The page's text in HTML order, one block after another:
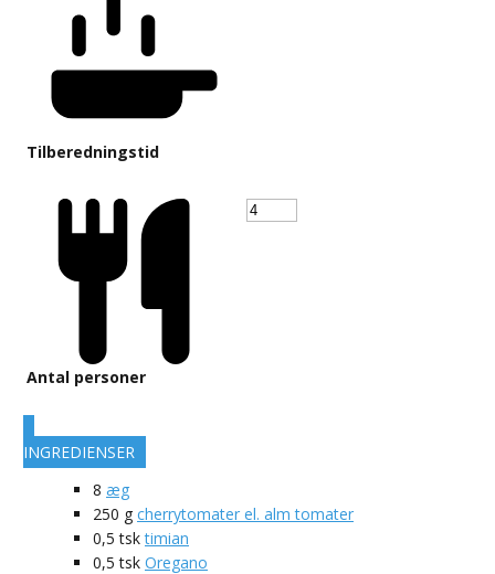
Tilberedningstid
Antal personer
INGREDIENSER
8 æg
250 g cherrytomater el. alm tomater
0,5 tsk timian
0,5 tsk Oregano